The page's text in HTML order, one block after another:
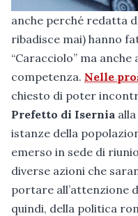
anche perché redatta
ribadisce mai) hanno
“Caracciolo” ma
competenza. Nelle
chiesto di poter
Prefetto di Isernia
istanze della
emerso in sede di
diverse azioni che
portare all’attenzione
quindi, della politica